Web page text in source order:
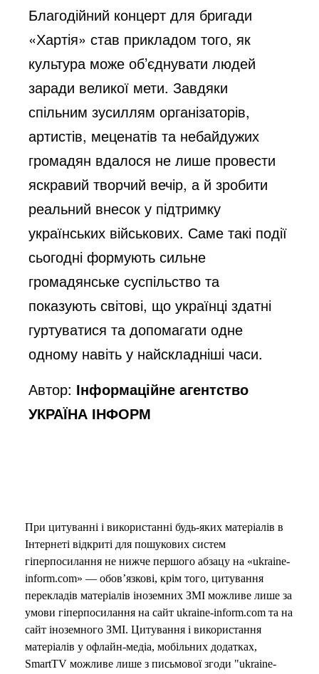
Благодійний концерт для бригади
«Хартія» став прикладом того, як
культура може об’єднувати людей
заради великої мети. Завдяки
спільним зусиллям організаторів,
артистів, меценатів та небайдужих
громадян вдалося не лише провести
яскравий творчий вечір, а й зробити
реальний внесок у підтримку
українських військових. Саме такі події
сьогодні формують сильне
громадянське суспільство та
показують світові, що українці здатні
гуртуватися та допомагати одне
одному навіть у найскладніші часи.
Автор: Інформаційне агентство
УКРАЇНА ІНФОРМ
При цитуванні і використанні будь-яких матеріалів в
Інтернеті відкриті для пошукових систем
гіперпосилання не нижче першого абзацу на «ukraine-
inform.com» — обов’язкові, крім того, цитування
перекладів матеріалів іноземних ЗМІ можливе лише за
умови гіперпосилання на сайт ukraine-inform.com та на
сайт іноземного ЗМІ. Цитування і використання
матеріалів у офлайн-медіа, мобільних додатках,
SmartTV можливе лише з письмової згоди "ukraine-